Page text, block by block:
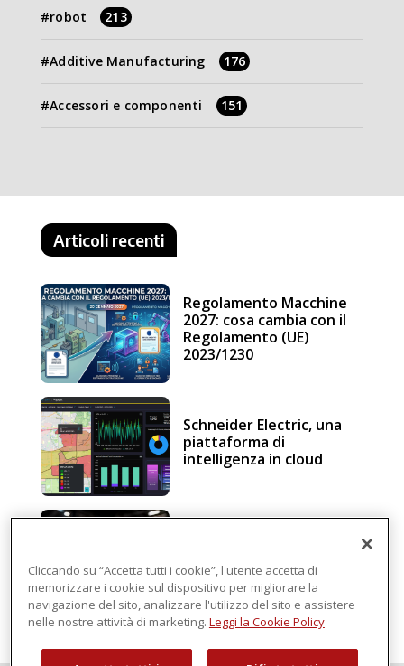
robot 213
Additive Manufacturing 176
Accessori e componenti 151
Articoli recenti
Regolamento Macchine
2027: cosa cambia con il
Regolamento (UE)
2023/1230
Schneider Electric, una
piattaforma di
intelligenza in cloud
Regolamento macchine
Cliccando su “Accetta tutti i cookie”, l'utente accetta di
memorizzare i cookie sul dispositivo per migliorare la
navigazione del sito, analizzare l'utilizzo del sito e assistere
nelle nostre attività di marketing. Leggi la Cookie Policy